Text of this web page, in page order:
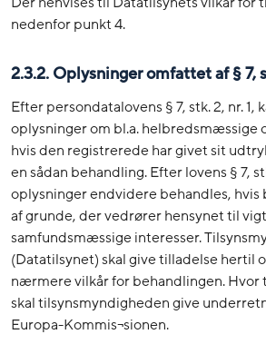
nedenfor punkt 4.
2.3.2. Oplysninger omfattet af § 7,
Efter persondatalovens § 7, stk. 2, nr. 1,
oplysninger om bl.a. helbredsmæssige
hvis den registrerede har givet sit
en sådan behandling. Efter lovens § 7,
oplysninger endvidere behandles, hvis
af grunde, der vedrører hensynet til
samfundsmæssige interesser.
(Datatilsynet) skal give tilladelse hertil
nærmere vilkår for behandlingen. Hvor
skal tilsynsmyndigheden give
Europa-Kommis¬sionen.